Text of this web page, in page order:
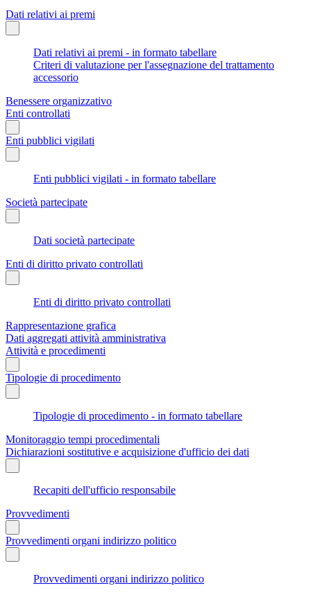
Dati relativi ai premi
Dati relativi ai premi - in formato tabellare
Criteri di valutazione per l'assegnazione del trattamento
accessorio
Benessere organizzativo
Enti controllati
Enti pubblici vigilati
Enti pubblici vigilati - in formato tabellare
Società partecipate
Dati società partecipate
Enti di diritto privato controllati
Enti di diritto privato controllati
Rappresentazione grafica
Dati aggregati attività amministrativa
Attività e procedimenti
Tipologie di procedimento
Tipologie di procedimento - in formato tabellare
Monitoraggio tempi procedimentali
Dichiarazioni sostitutive e acquisizione d'ufficio dei dati
Recapiti dell'ufficio responsabile
Provvedimenti
Provvedimenti organi indirizzo politico
Provvedimenti organi indirizzo politico